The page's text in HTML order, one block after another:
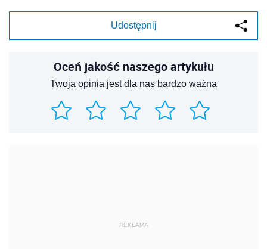
Udostępnij
Oceń jakość naszego artykułu
Twoja opinia jest dla nas bardzo ważna
REKLAMA